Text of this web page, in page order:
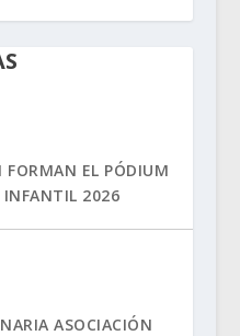
FORMAN EL PÓDIUM
INFANTIL 2026
ASOCIACIÓN